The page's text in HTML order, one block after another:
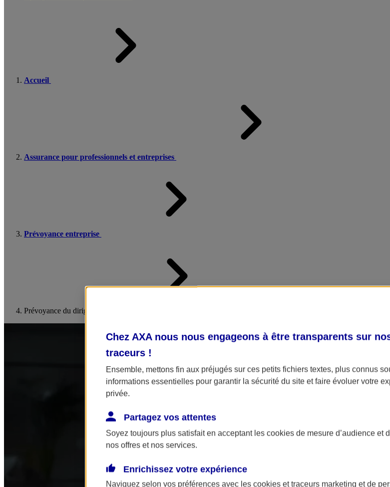
Accueil
Assurance pour professionnels et entreprises
Prévoyance entreprise
Prévoyance du dirigeant
Chez AXA nous nous engageons à être transparents sur
traceurs !
Ensemble, mettons fin aux préjugés sur ces petits fichiers textes, plus connus
informations essentielles pour garantir la sécurité du site et faire évoluer votre
privée.
Partagez vos attentes
Soyez toujours plus satisfait en acceptant les cookies de mesure d’audience et
nos offres et nos services.
Enrichissez votre expérience
Naviguez selon vos préférences avec les cookies et traceurs marketing et de